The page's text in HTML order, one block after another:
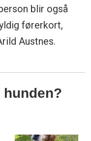
blir også
førerkort,
Austnes.
hunden?